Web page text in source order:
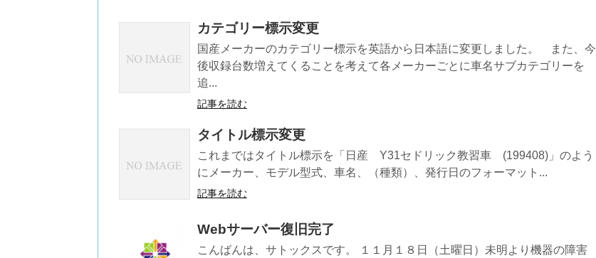
カテゴリー標示変更
国産メーカーのカテゴリー標示を英語から日本語に変更しました。 また、今
後収録台数増えてくることを考えて各メーカーごとに車名サブカテゴリーを
追...
記事を読む
タイトル標示変更
これまではタイトル標示を「日産 Y31セドリック教習車 (199408)」のよう
にメーカー、モデル型式、車名、（種類）、発行日のフォーマット...
記事を読む
Webサーバー復旧完了
こんばんは、サトックスです。 １１月１８日（土曜日）未明より機器の障害